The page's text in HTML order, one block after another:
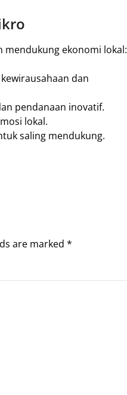
ekonomi lokal:
dan
pendanaan inovatif.
lokal.
saling mendukung.
are marked *